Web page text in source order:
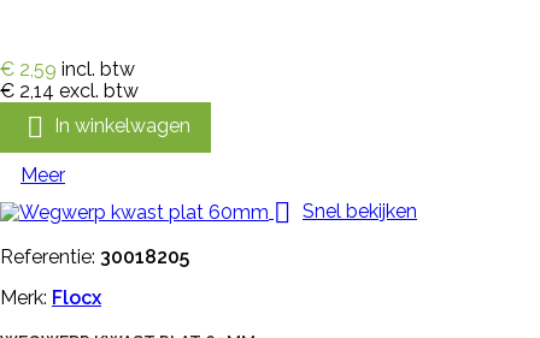
€ 2,59 incl. btw
€ 2,14 excl. btw
 In winkelwagen
Meer
 Snel bekijken
Referentie: 30018205
Merk: Flocx